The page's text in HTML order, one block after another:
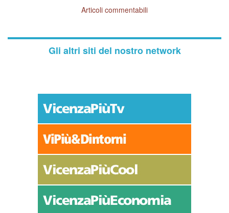
Articoli commentabili
Gli altri siti del nostro network